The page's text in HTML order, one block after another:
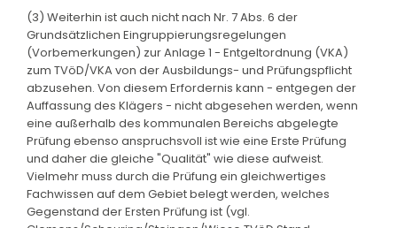
(3) Weiterhin ist auch nicht nach Nr. 7 Abs. 6 der
Grundsätzlichen Eingruppierungsregelungen
(Vorbemerkungen) zur Anlage 1 - Entgeltordnung (VKA)
zum TVöD/VKA von der Ausbildungs- und Prüfungspflicht
abzusehen. Von diesem Erfordernis kann - entgegen der
Auffassung des Klägers - nicht abgesehen werden, wenn
eine außerhalb des kommunalen Bereichs abgelegte
Prüfung ebenso anspruchsvoll ist wie eine Erste Prüfung
und daher die gleiche "Qualität" wie diese aufweist.
Vielmehr muss durch die Prüfung ein gleichwertiges
Fachwissen auf dem Gebiet belegt werden, welches
Gegenstand der Ersten Prüfung ist (vgl.